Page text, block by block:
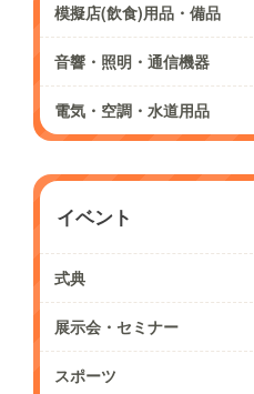
模擬店(飲食)用品・備品
音響・照明・通信機器
電気・空調・水道用品
イベント
式典
展示会・セミナー
スポーツ